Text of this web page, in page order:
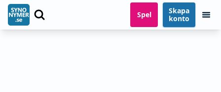
Spel
Skapa
konto